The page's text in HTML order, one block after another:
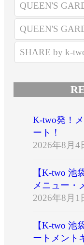
QUEEN'S
QUEEN'S
SHARE by k-
K-two発！
ート！
2026年8月4
【K-two 池
メニュー・
2026年8月1
【K-two 池
ートメント